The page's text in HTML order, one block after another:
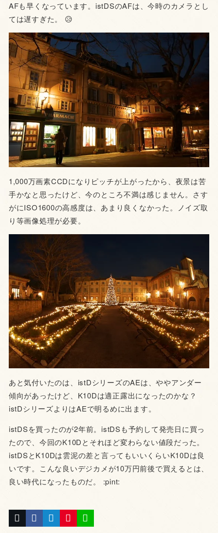
AFも早くなっています。istDSのAFは、今時のカメラとし
ては遅すぎた。 😥
1,000万画素CCDになりピッチが上がったから、夜景は苦
手かなと思ったけど、今のところ不満は感じません。さす
がにISO1600の高感度は、あまり良くなかった。ノイズ取
り等画像処理が必要。
あと気付いたのは、istDシリーズのAEは、ややアンダー
傾向があったけど、K10Dは適正露出になったのかな？
istDシリーズよりはAEで明るめに出ます。
istDSを買ったのが2年前。istDSも予約して発売日に買っ
たので、今回のK10Dとそれほど変わらない値段だった。
istDSとK10Dは雲泥の差と言ってもいいくらいK10Dは良
いです。こんな良いデジカメが10万円前後で買えるとは、
良い時代になったものだ。 :pint: